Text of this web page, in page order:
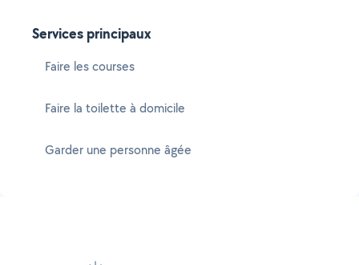
Services principaux
Faire les courses
Faire la toilette à domicile
Garder une personne âgée